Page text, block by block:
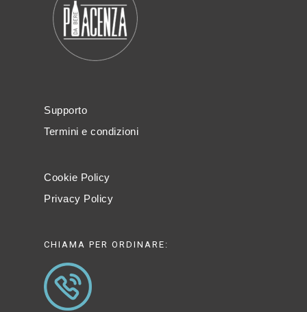
Supporto
Termini e condizioni
Cookie Policy
Privacy Policy
CHIAMA PER ORDINARE: